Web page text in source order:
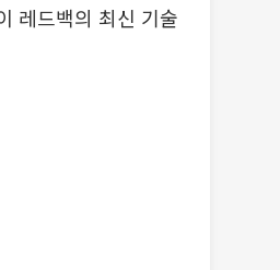
레드백의 최신 기술